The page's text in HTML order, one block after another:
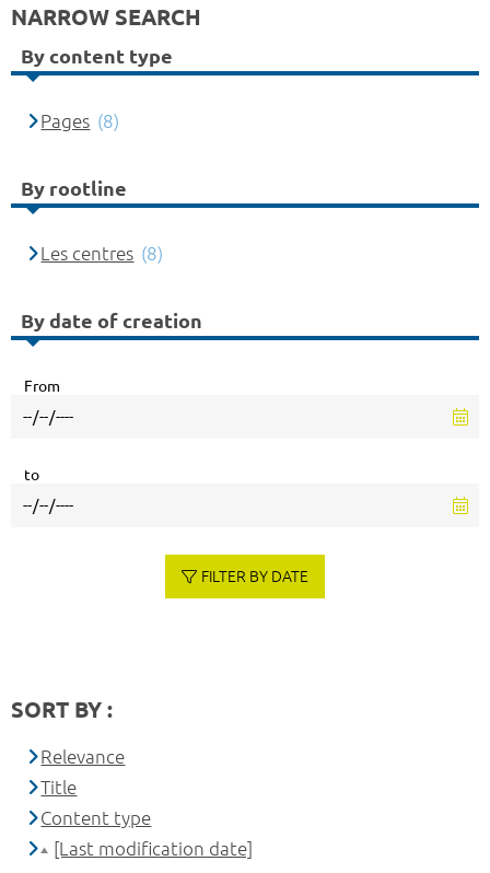
NARROW SEARCH
By content type
Pages (8)
By rootline
Les centres (8)
By date of creation
From
to
FILTER BY DATE
SORT BY :
Relevance
Title
Content type
[Last modification date]